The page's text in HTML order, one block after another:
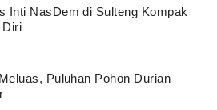
Inti NasDem di Sulteng Kompak
Diri
Puluhan Pohon Durian